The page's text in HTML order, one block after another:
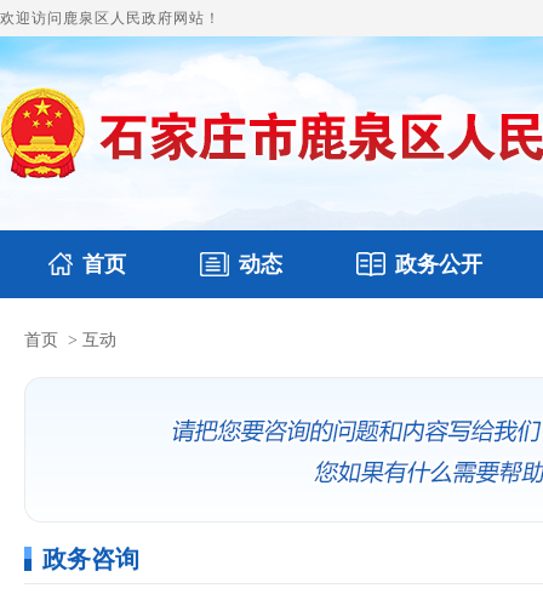
欢迎访问鹿泉区人民政府网站！
首页 动态
国务要闻
政务公开
首页 > 互动
政务咨询